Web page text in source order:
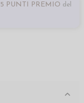
5 PUNTI PREMIO del